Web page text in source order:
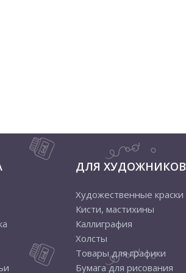
ДЛЯ ХУДОЖНИКОВ
Художественные краски
Кисти, мастихины
Каллиграфия
Холсты
Товары для графики
Бумага для рисования